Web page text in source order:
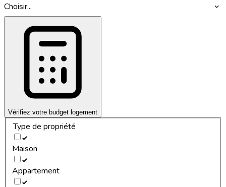
Choisir...
Vérifiez votre budget logement
Type de propriété
Maison
Appartement